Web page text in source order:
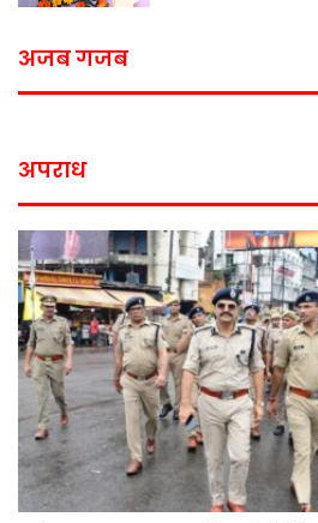
अजब गजब
अपराध